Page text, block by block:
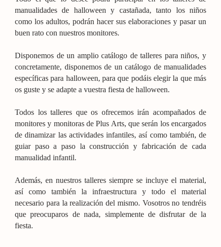
manualidades de halloween y castañada, tanto los niños
como los adultos, podrán hacer sus elaboraciones y pasar un
buen rato con nuestros monitores.
Disponemos de un amplio catálogo de talleres para niños, y
concretamente, disponemos de un catálogo de manualidades
específicas para halloween, para que podáis elegir la que más
os guste y se adapte a vuestra fiesta de halloween.
Todos los talleres que os ofrecemos irán acompañados de
monitores y monitoras de Plus Arts, que serán los encargados
de dinamizar las actividades infantiles, así como también, de
guiar paso a paso la construcción y fabricación de cada
manualidad infantil.
Además, en nuestros talleres siempre se incluye el material,
así como también la infraestructura y todo el material
necesario para la realización del mismo. Vosotros no tendréis
que preocuparos de nada, simplemente de disfrutar de la
fiesta.